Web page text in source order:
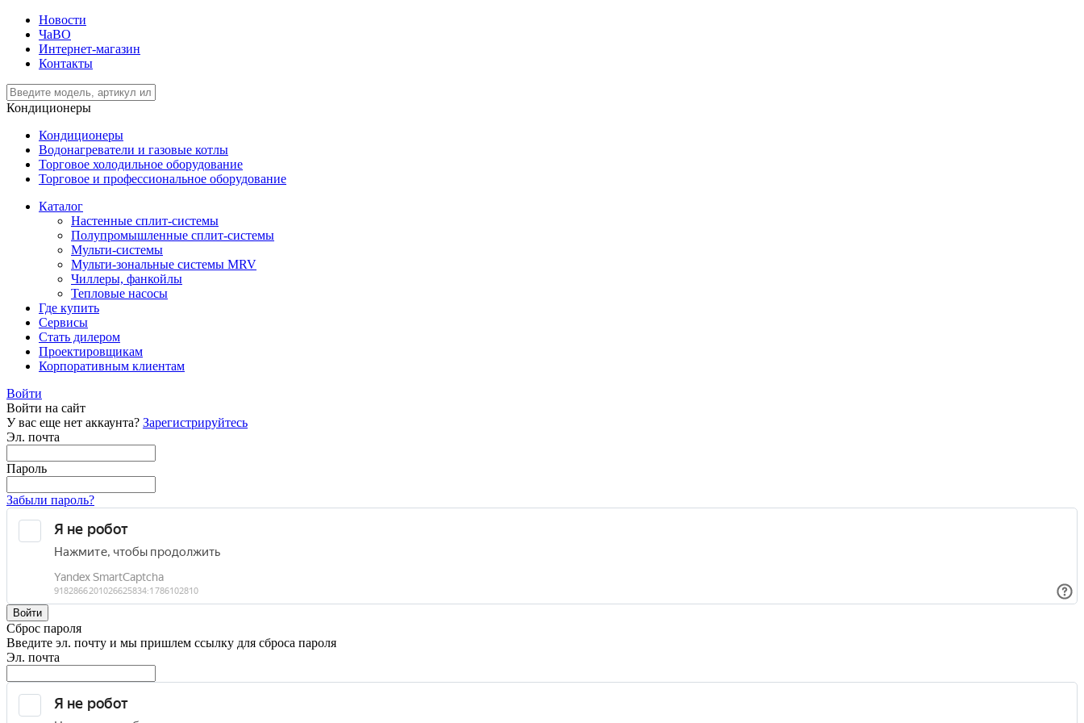
Новости
ЧаВО
Интернет-магазин
Контакты
Кондиционеры
Кондиционеры
Водонагреватели и газовые котлы
Торговое холодильное оборудование
Торговое и профессиональное оборудование
Каталог
Настенные сплит-системы
Полупромышленные сплит-системы
Мульти-системы
Мульти-зональные системы MRV
Чиллеры, фанкойлы
Тепловые насосы
Где купить
Сервисы
Стать дилером
Проектировщикам
Корпоративным клиентам
Войти
Войти на сайт
У вас еще нет аккаунта? Зарегистрируйтесь
Эл. почта
Пароль
Забыли пароль?
Войти
Сброс пароля
Введите эл. почту и мы пришлем ссылку для сброса пароля
Эл. почта